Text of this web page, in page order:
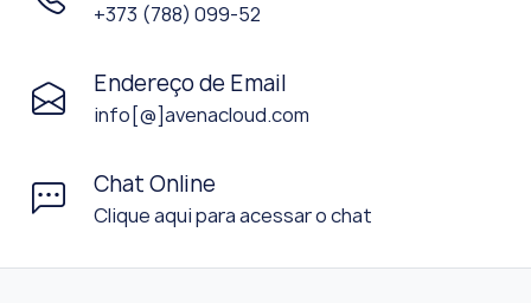
+373 (788) 099-52
Endereço de Email
info[@]avenacloud.com
Chat Online
Clique aqui para acessar o chat